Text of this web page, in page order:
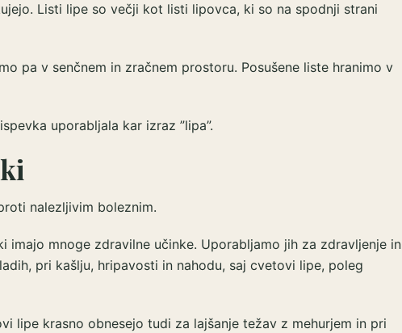
Listi lipe so večji kot listi lipovca, ki so na spodnji strani
pa v senčnem in zračnem prostoru. Posušene liste hranimo v
uporabljala kar izraz ”lipa”.
nalezljivim boleznim.
mnoge zdravilne učinke. Uporabljamo jih za zdravljenje in
pri kašlju, hripavosti in nahodu, saj cvetovi lipe, poleg
lipe krasno obnesejo tudi za lajšanje težav z mehurjem in pri